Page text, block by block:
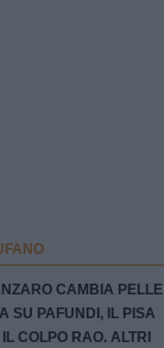
CAMBIA PELLE
SU PAFUNDI, IL PISA
COLPO RAO. ALTRI